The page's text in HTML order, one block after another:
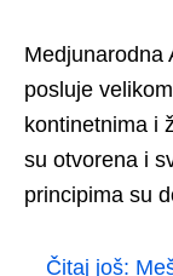
Medjunarodna
posluje
kontinetnima i
su otvorena i
principima su
Čitaj još: